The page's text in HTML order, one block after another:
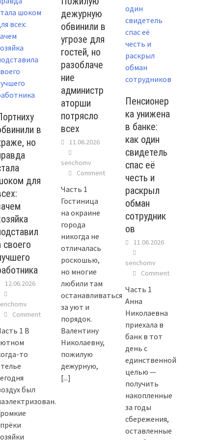
в
но
для
своего
12.06.2026
Comment
1 В
то
был
дежурную
обвинили в
угрозе для
гостей, но
разоблаче
ние
администр
аторши
потрясло
всех
11.06.2026
senchomv
Comment
Часть 1
Гостиница
на окраине
города
никогда не
отличалась
роскошью,
но многие
любили там
останавливаться
за уют и
порядок.
Валентину
Николаевну,
пожилую
дежурную,
[...]
Пенсионер
ка унижена
в банке:
как один
свидетель
спас её
честь и
раскрыл
обман
сотрудник
ов
11.06.2026
senchomv
Comment
Часть 1
Анна
Николаевна
приехала в
банк в тот
день с
единственной
целью —
получить
накопленные
за годы
сбережения,
оставленные